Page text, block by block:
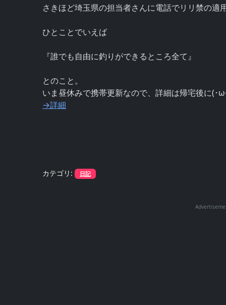
さきほど埼玉県の担当者さんに電話でリリ禁の適
ひとことでいえば
『誰でも自由に釣りができるところ全て』
とのこと。
いま昼休みで携帯更新なので、詳細は帰宅後に(･
→詳細
カテゴリ: 日記